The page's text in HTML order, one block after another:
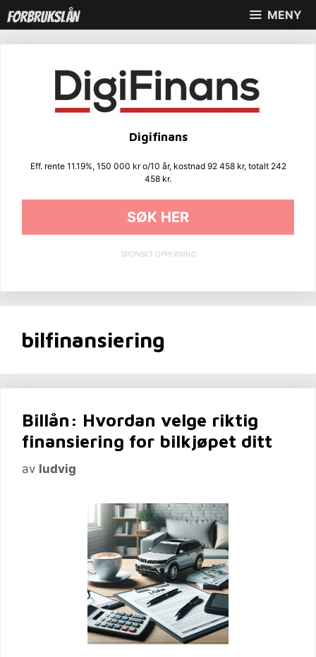
Hopp
til
innhold
MENY
Digifinans
Eff. rente 11.19%, 150 000 kr o/10 år, kostnad 92 458 kr, totalt 242
458 kr.
SØK HER
SPONSET OPPFØRING
bilfinansiering
Billån: Hvordan velge riktig
finansiering for bilkjøpet ditt
av ludvig